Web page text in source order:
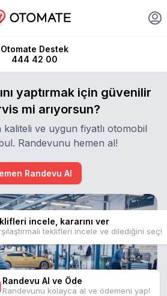
Otomate Destek
444 42 00
yaptırmak için güvenilir
mi arıyorsun?
kaliteli ve uygun fiyatlı otomobil
Randevunu hemen al!
Randevu Al
incele, kararını ver
teklifleri incele ve dilediğini seç!
Randevu Al ve Öde
Randevunu kolayca al ve ödemeni yap!